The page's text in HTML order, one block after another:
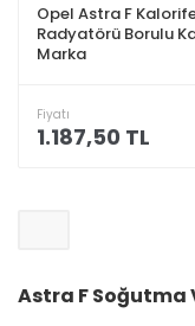
Opel Astra F
Radyatörü Borulu
Marka
Fiyatı
1.187,50 TL
Astra F Soğutma